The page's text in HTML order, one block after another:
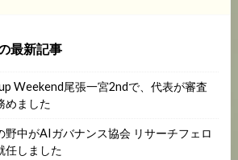
最新記事
Weekend尾張一宮2ndで、代表が審査
めました
野中がAIガバナンス協会 リサーチフェロ
任しました